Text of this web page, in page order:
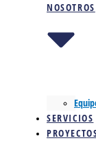
NOSOTROS
SERVICIOS